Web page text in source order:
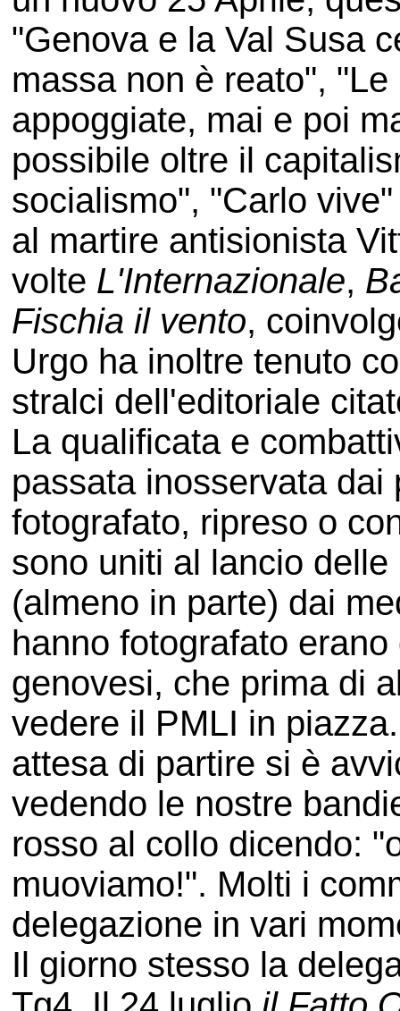
"Genova e la Val Susa
massa non è reato",
appoggiate, mai e poi
possibile oltre il
socialismo", "Carlo
al martire antisionista
volte L'Internazionale,
Fischia il vento,
Urgo ha inoltre tenuto
stralci dell'editoriale
La qualificata e
passata inosservata
fotografato, ripreso o
sono uniti al lancio
(almeno in parte) dai
hanno fotografato
genovesi, che prima di
vedere il PMLI in
attesa di partire si è
vedendo le nostre
rosso al collo dicendo:
muoviamo!". Molti i
delegazione in vari
Il giorno stesso la